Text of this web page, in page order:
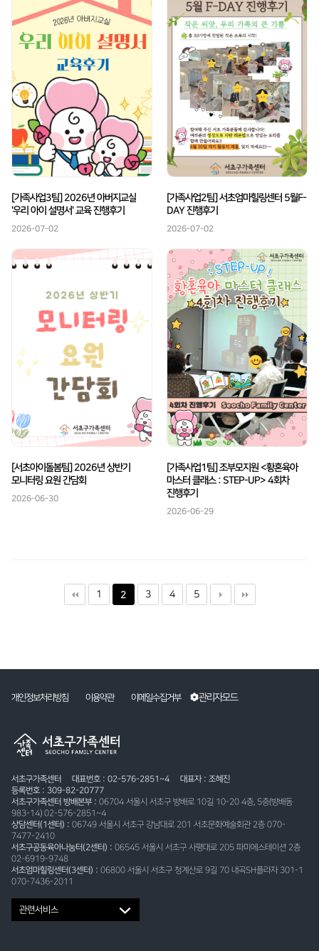
[가족사업3팀] 2026년 아버지교실
'우리 아이 설명서' 교육 진행후기
2026-07-02
[가족사업2팀] 서초엄마힐링센터 5월F-
DAY 진행후기
2026-07-02
[서초아이돌봄팀] 2026년 상반기
모니터링 요원 간담회
2026-06-30
[가족사업1팀] 조부모지원 <황혼육아
마스터 클래스 : STEP-UP> 4회차
진행후기
2026-06-29
1 2 3 4 5
개인정보처리방침 이용약관 이메일수집거부 관리자모드
서초구가족센터 대표번호 : 02-576-2851~4
대표자 : 조혜진
등록번호 : 309-82-20777
서초구가족센터 방배본부 : 06704 서울시 서초구 방배로 10길 10-20 4층, 5층(방배동
983-14) 02-576-2851~4
상담센터(1센터) : 06749 서울시 서초구 강남대로 201 서초문화예술회관 2층 070-
7477-2410
서초구공동육아나눔터(2센터) : 06545 서울시 서초구 사평대로 205 파미에스테이션 2층
02-6919-9748
서초엄마힐링센터(3센터) : 06800 서울시 서초구 청계산로 9길 70 내곡SH플라자 301-1
070-7436-2011
관련서비스